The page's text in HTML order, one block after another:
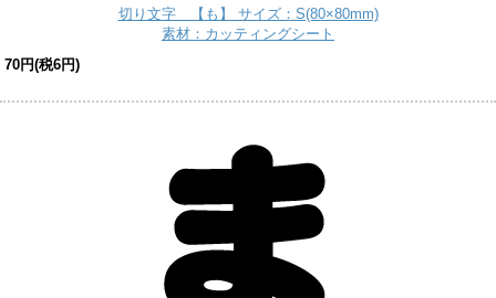
切り文字 【も】 サイズ：S(80×80mm)
素材：カッティングシート
70円(税6円)